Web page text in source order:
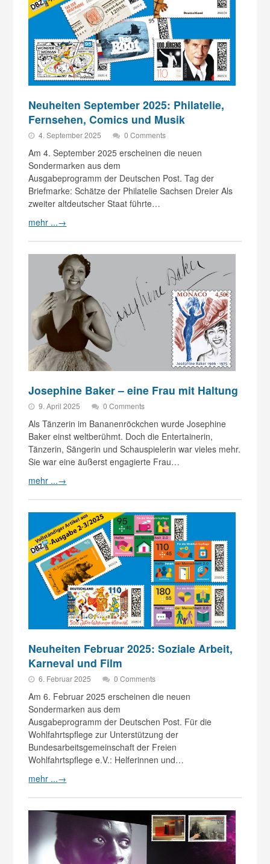
Neuheiten September 2025: Philatelie,
Fernsehen, Comics und Musik
4. September 2025 0 Comments
Am 4. September 2025 erscheinen die neuen
Sondermarken aus dem
Ausgabeprogramm der Deutschen Post. Tag der
Briefmarke: Schätze der Philatelie Sachsen Dreier Als
zweiter altdeutscher Staat führte…
mehr ...→
Josephine Baker – eine Frau mit Haltung
9. April 2025 0 Comments
Als Tänzerin im Bananenröckchen wurde Josephine
Baker einst weltberühmt. Doch die Entertainerin,
Tänzerin, Sängerin und Schauspielerin war vieles mehr.
Sie war eine äußerst engagierte Frau…
mehr ...→
Neuheiten Februar 2025: Soziale Arbeit,
Karneval und Film
6. Februar 2025 0 Comments
Am 6. Februar 2025 erscheinen die neuen
Sondermarken aus dem
Ausgabeprogramm der Deutschen Post. Für die
Wohlfahrtspflege zur Unterstützung der
Bundesarbeitsgemeinschaft der Freien
Wohlfahrtspflege e.V.: Helferinnen und…
mehr ...→